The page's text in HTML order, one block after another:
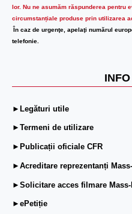
lor. Nu ne asumăm răspunderea pentru
circumstanțiale produse prin utilizarea
În caz de urgenţe, apelaţi numărul
telefonie.
INFO
►Legături utile
►Termeni de utilizare
►Publicații oficiale CFR
►Acreditare reprezentanți
►Solicitare acces filmare Mass-
►ePetiție